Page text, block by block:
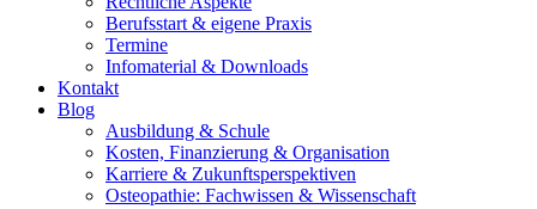
Berufsstart & eigene Praxis
Termine
Infomaterial & Downloads
Kontakt
Blog
Ausbildung & Schule
Kosten, Finanzierung & Organisation
Karriere & Zukunftsperspektiven
Osteopathie: Fachwissen & Wissenschaft